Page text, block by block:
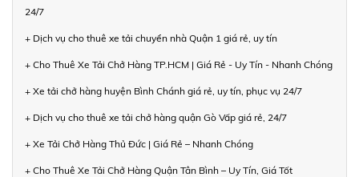
24/7
+ Dịch vụ cho thuê xe tải chuyển nhà Quận 1 giá rẻ, uy tín
+ Cho Thuê Xe Tải Chở Hàng TP.HCM | Giá Rẻ - Uy Tín - Nhanh Chóng
+ Xe tải chở hàng huyện Bình Chánh giá rẻ, uy tín, phục vụ 24/7
+ Dịch vụ cho thuê xe tải chở hàng quận Gò Vấp giá rẻ, 24/7
+ Xe Tải Chở Hàng Thủ Đức | Giá Rẻ – Nhanh Chóng
+ Cho Thuê Xe Tải Chở Hàng Quận Tân Bình – Uy Tín, Giá Tốt